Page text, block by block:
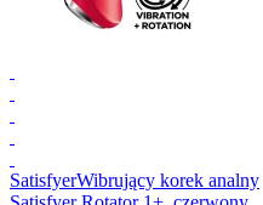
SatisfyerWibrujący korek analny